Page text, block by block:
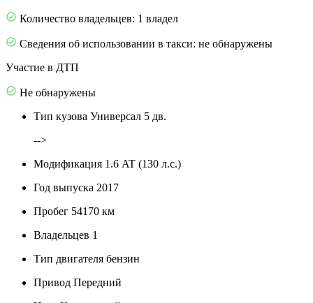
Количество владельцев: 1 владел
Сведения об использовании в такси: не обнаружены
Участие в ДТП
Не обнаружены
Тип кузова Универсал 5 дв.
-->
Модификация 1.6 AT (130 л.с.)
Год выпуска 2017
Пробег 54170 км
Владельцев 1
Тип двигателя бензин
Привод Передний